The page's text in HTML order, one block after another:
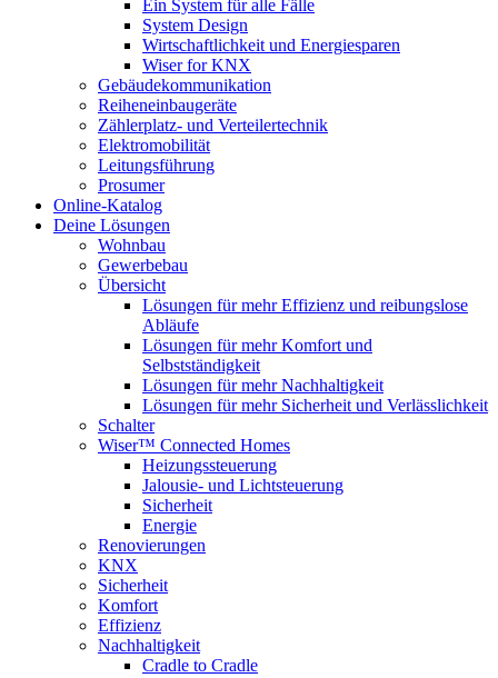
Ein System für alle Fälle
System Design
Wirtschaftlichkeit und Energiesparen
Wiser for KNX
Gebäudekommunikation
Reiheneinbaugeräte
Zählerplatz- und Verteilertechnik
Elektromobilität
Leitungsführung
Prosumer
Online-Katalog
Deine Lösungen
Wohnbau
Gewerbebau
Übersicht
Lösungen für mehr Effizienz und reibungslose
Abläufe
Lösungen für mehr Komfort und
Selbstständigkeit
Lösungen für mehr Nachhaltigkeit
Lösungen für mehr Sicherheit und Verlässlichkeit
Schalter
Wiser™ Connected Homes
Heizungssteuerung
Jalousie- und Lichtsteuerung
Sicherheit
Energie
Renovierungen
KNX
Sicherheit
Komfort
Effizienz
Nachhaltigkeit
Cradle to Cradle